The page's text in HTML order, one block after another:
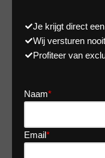
Je krijgt direct
Wij versturen
Profiteer van
Naam*
Email*